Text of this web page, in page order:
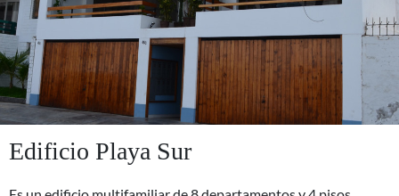
Edificio Playa Sur